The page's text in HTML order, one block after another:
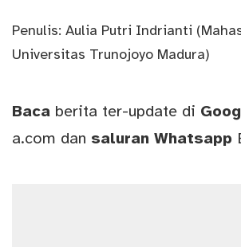
Penulis: Aulia Putri Indrianti
Universitas Trunojoyo Madura)
Baca berita ter-update di
a.com dan saluran Whatsapp